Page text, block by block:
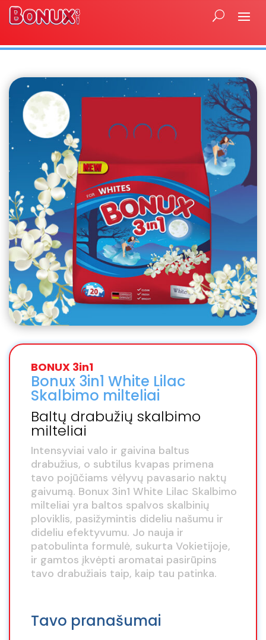
BONUX 3in1
Bonux 3in1 White Lilac
Skalbimo milteliai
Baltų drabužių skalbimo
milteliai
Intensyviai valo ir gaivina baltus
drabužius, o subtilus kvapas primena
tavo pojūčiams vėlyvų pavasario naktų
gaivumą. Bonux 3in1 White Lilac Skalbimo
milteliai yra baltos spalvos skalbinių
ploviklis, pasižymintis dideliu našumu ir
dideliu efektyvumu. Jo nauja ir
patobulinta formulė, sukurta Vokietijoje,
ir gamtos įkvėpti aromatai pasirūpins
tavo drabužiais taip, kaip tau patinka.
Tavo pranašumai